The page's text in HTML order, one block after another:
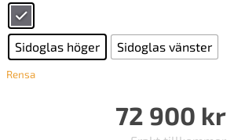
Sidoglas höger Sidoglas vänster
Rensa
72 900 kr